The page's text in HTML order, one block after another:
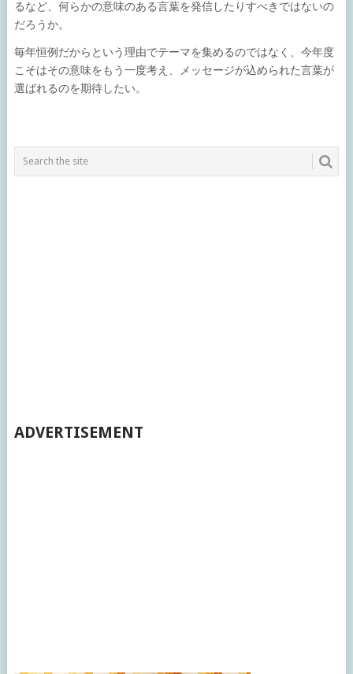
るなど、何らかの意味のある言葉を発信したりすべきではないの
だろうか。
毎年恒例だからという理由でテーマを集めるのではなく、今年度
こそはその意味をもう一度考え、メッセージが込められた言葉が
選ばれるのを期待したい。
ADVERTISEMENT